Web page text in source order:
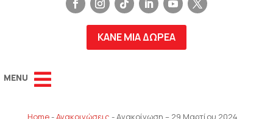
ΚΑΝΕ ΜΙΑ ΔΩΡΕΑ
Home-Ανακοινώσεις -Aνακοίνωση – 29 Μαρτίου 2024